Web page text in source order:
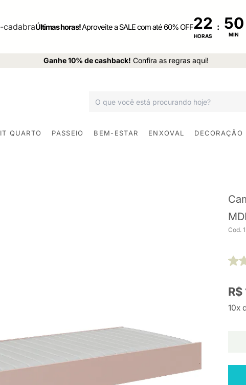
Últimas horas!Aproveite a SALE com até 60% OFF22
HORAS
:
MIN
Ganhe 10% de cashback! Confira as regras aqui!
QUARTO PASSEIO BEM-ESTAR ENXOVAL DECORAÇÃO
Cod.
10x